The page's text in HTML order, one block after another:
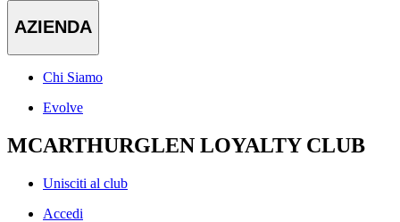
AZIENDA
Chi Siamo
Evolve
MCARTHURGLEN LOYALTY CLUB
Unisciti al club
Accedi